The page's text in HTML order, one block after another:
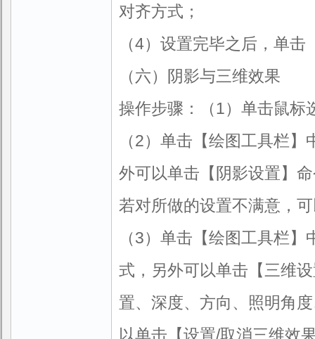
对齐方式；
（4）设置完毕之后，单击
（六）阴影与三维效果
操作步骤：（1）单击鼠标
（2）单击【绘图工具栏
外可以单击【阴影设置】
若对所做的设置不满意，
（3）单击【绘图工具栏
式，另外可以单击【三维
置、深度、方向、照明角
以单击【设置/取消三维效